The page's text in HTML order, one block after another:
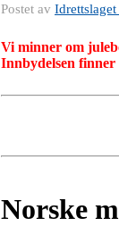
Postet av
Vi minner om
Innbydelsen finner
Norske